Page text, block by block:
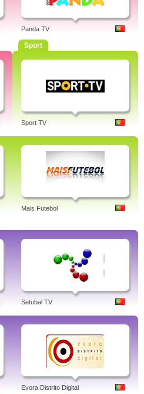
Panda TV
Sport
Sport TV
Mais Futebol
Setubal TV
Evora Distrito Digital